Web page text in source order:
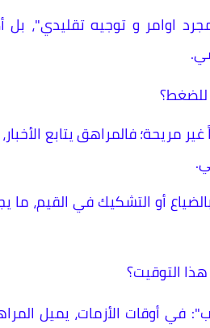
اوامر و توجيه تقليدي"،
للضغط؟
فالمراهق يتابع الأخبار،
أو التشكيك في القيم، ما
التوقيت؟
في أوقات الأزمات، يميل